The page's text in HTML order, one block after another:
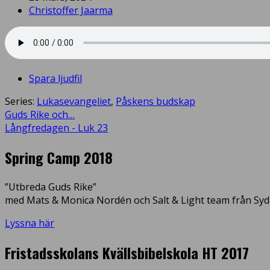
Christoffer Jaarma
Spara ljudfil
Series: Lukasevangeliet, Påskens budskap
Guds Rike och…
Långfredagen - Luk 23
Spring Camp 2018
”Utbreda Guds Rike”
med Mats & Monica Nordén och Salt & Light team från
Lyssna här
Fristadsskolans Kvällsbibelskola HT 2017